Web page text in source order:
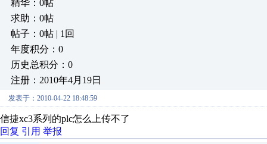
精华：0帖
求助：0帖
帖子：0帖 | 1回
年度积分：0
历史总积分：0
注册：2010年4月19日
发表于：2010-04-22 18:48:59
信捷xc3系列的plc怎么上传不了
回复 引用 举报